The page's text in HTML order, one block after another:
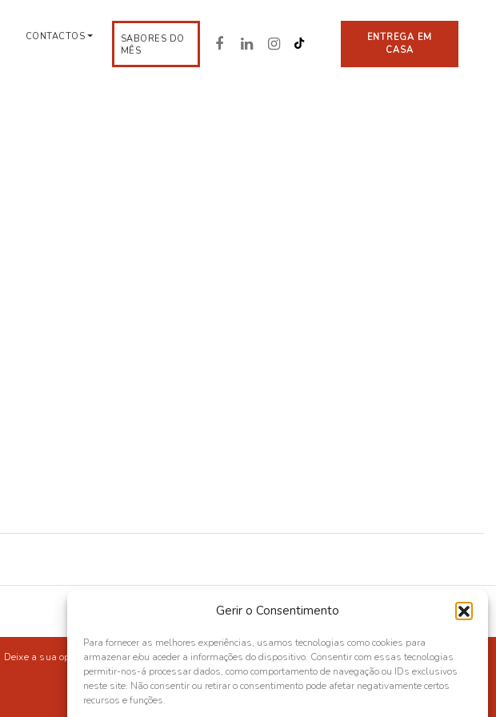
Gerir o Consentimento
Para fornecer as melhores experiências, usamos tecnologias como cookies para
armazenar e/ou aceder a informações do dispositivo. Consentir com essas tecnologias
permitir-nos-á processar dados, como comportamento de navegação ou IDs exclusivos
neste site. Não consentir ou retirar o consentimento pode afetar negativamente certos
recursos e funções.
CONTACTOS
SABORES DO
MÊS
ENTREGA EM
CASA
Deixe a sua opinião